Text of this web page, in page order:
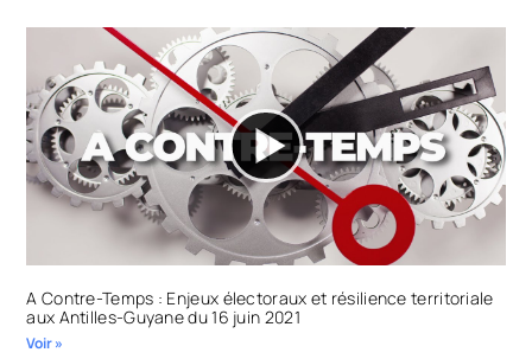
A Contre-Temps : Enjeux électoraux et résilience territoriale
aux Antilles-Guyane du 16 juin 2021
Voir »